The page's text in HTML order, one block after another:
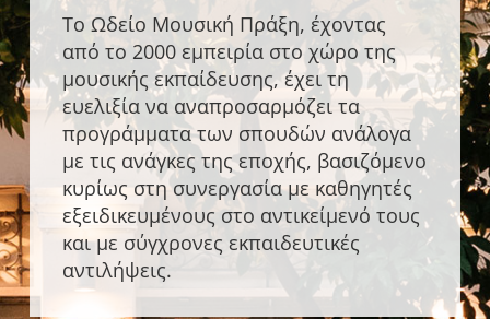
Το Ωδείο Μουσική Πράξη, έχοντας
από το 2000 εμπειρία στο χώρο της
μουσικής εκπαίδευσης, έχει τη
ευελιξία να αναπροσαρμόζει τα
προγράμματα των σπουδών ανάλογα
με τις ανάγκες της εποχής, βασιζόμενο
κυρίως στη συνεργασία με καθηγητές
εξειδικευμένους στο αντικείμενό τους
και με σύγχρονες εκπαιδευτικές
αντιλήψεις.